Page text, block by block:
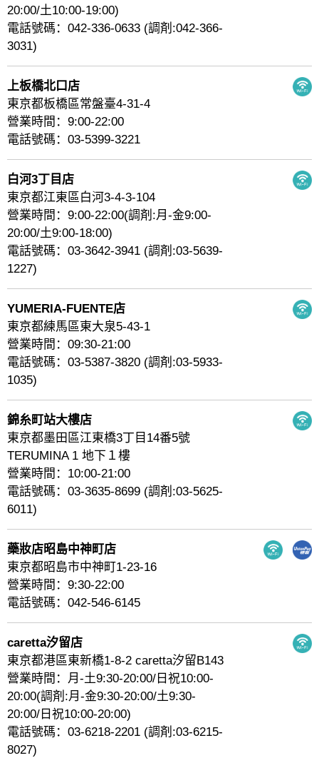
20:00/土10:00-19:00)
電話號碼：042-336-0633 (調剤:042-366-
3031)
上板橋北口店
東京都板橋區常盤臺4-31-4
營業時間：9:00-22:00
電話號碼：03-5399-3221
白河3丁目店
東京都江東區白河3-4-3-104
營業時間：9:00-22:00(調剤:月-金9:00-
20:00/土9:00-18:00)
電話號碼：03-3642-3941 (調剤:03-5639-
1227)
YUMERIA-FUENTE店
東京都練馬區東大泉5-43-1
營業時間：09:30-21:00
電話號碼：03-5387-3820 (調剤:03-5933-
1035)
錦糸町站大樓店
東京都墨田區江東橋3丁目14番5號
TERUMINA 1 地下１樓
營業時間：10:00-21:00
電話號碼：03-3635-8699 (調剤:03-5625-
6011)
藥妝店昭島中神町店
東京都昭島市中神町1-23-16
營業時間：9:30-22:00
電話號碼：042-546-6145
caretta汐留店
東京都港區東新橋1-8-2 caretta汐留B143
營業時間：月-土9:30-20:00/日祝10:00-
20:00(調剤:月-金9:30-20:00/土9:30-
20:00/日祝10:00-20:00)
電話號碼：03-6218-2201 (調剤:03-6215-
8027)